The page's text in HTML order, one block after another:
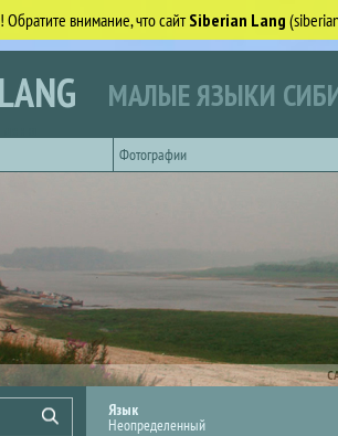
внимание, что сайтSiberian Lang
МАЛЫЕ ЯЗЫКИ
Фотографии
Язык
Неопределенный